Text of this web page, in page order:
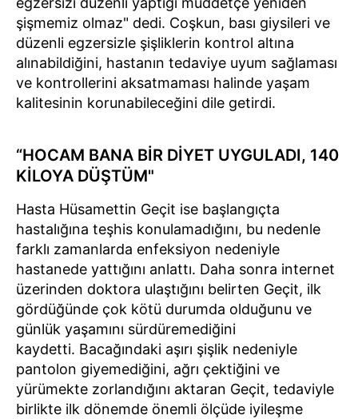
şişmemiz olmaz" dedi. Coşkun, bası giysileri ve
düzenli egzersizle şişliklerin kontrol altına
alınabildiğini, hastanın tedaviye uyum sağlaması
ve kontrollerini aksatmaması halinde yaşam
kalitesinin korunabileceğini dile getirdi.
“HOCAM BANA BİR DİYET UYGULADI, 140
KİLOYA DÜŞTÜM"
Hasta Hüsamettin Geçit ise başlangıçta
hastalığına teşhis konulamadığını, bu nedenle
farklı zamanlarda enfeksiyon nedeniyle
hastanede yattığını anlattı. Daha sonra internet
üzerinden doktora ulaştığını belirten Geçit, ilk
gördüğünde çok kötü durumda olduğunu ve
günlük yaşamını sürdüremediğini
kaydetti. Bacağındaki aşırı şişlik nedeniyle
pantolon giyemediğini, ağrı çektiğini ve
yürümekte zorlandığını aktaran Geçit, tedaviyle
birlikte ilk dönemde önemli ölçüde iyileşme